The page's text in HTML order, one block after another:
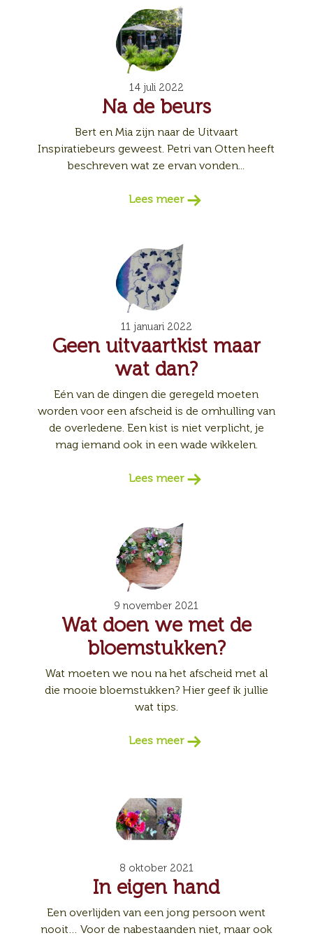
14 juli 2022
Na de beurs
Bert en Mia zijn naar de Uitvaart
Inspiratiebeurs geweest. Petri van Otten heeft
beschreven wat ze ervan vonden...
Lees meer
11 januari 2022
Geen uitvaartkist maar
wat dan?
Eén van de dingen die geregeld moeten
worden voor een afscheid is de omhulling van
de overledene. Een kist is niet verplicht, je
mag iemand ook in een wade wikkelen.
Lees meer
9 november 2021
Wat doen we met de
bloemstukken?
Wat moeten we nou na het afscheid met al
die mooie bloemstukken? Hier geef ik jullie
wat tips.
Lees meer
8 oktober 2021
In eigen hand
Een overlijden van een jong persoon went
nooit… Voor de nabestaanden niet, maar ook